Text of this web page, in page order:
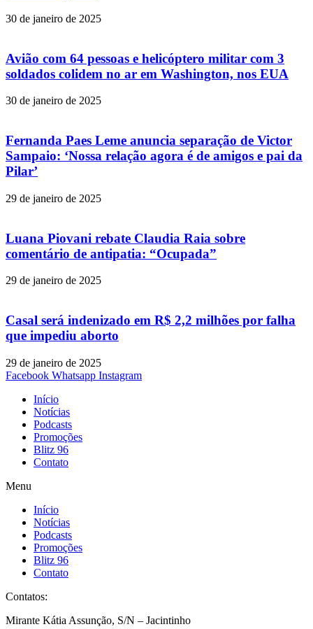
30 de janeiro de 2025
Avião com 64 pessoas e helicóptero militar com 3
soldados colidem no ar em Washington, nos EUA
30 de janeiro de 2025
Fernanda Paes Leme anuncia separação de Victor
Sampaio: ‘Nossa relação agora é de amigos e pai da
Pilar’
29 de janeiro de 2025
Luana Piovani rebate Claudia Raia sobre
comentário de antipatia: “Ocupada”
29 de janeiro de 2025
Casal será indenizado em R$ 2,2 milhões por falha
que impediu aborto
29 de janeiro de 2025
Facebook Whatsapp Instagram
Início
Notícias
Podcasts
Promoções
Blitz 96
Contato
Menu
Início
Notícias
Podcasts
Promoções
Blitz 96
Contato
Contatos:
Mirante Kátia Assunção, S/N – Jacintinho